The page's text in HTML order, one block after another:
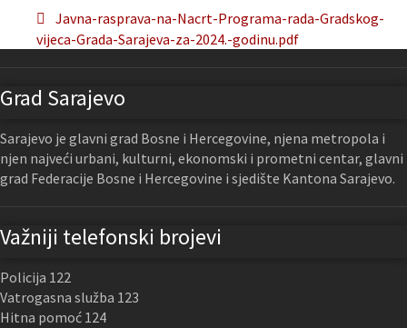
Javna-rasprava-na-Nacrt-Programa-rada-Gradskog-
vijeca-Grada-Sarajeva-za-2024.-godinu.pdf
Grad Sarajevo
Sarajevo je glavni grad Bosne i Hercegovine, njena metropola i
njen najveći urbani, kulturni, ekonomski i prometni centar, glavni
grad Federacije Bosne i Hercegovine i sjedište Kantona Sarajevo.
Važniji telefonski brojevi
Policija 122
Vatrogasna služba 123
Hitna pomoć 124